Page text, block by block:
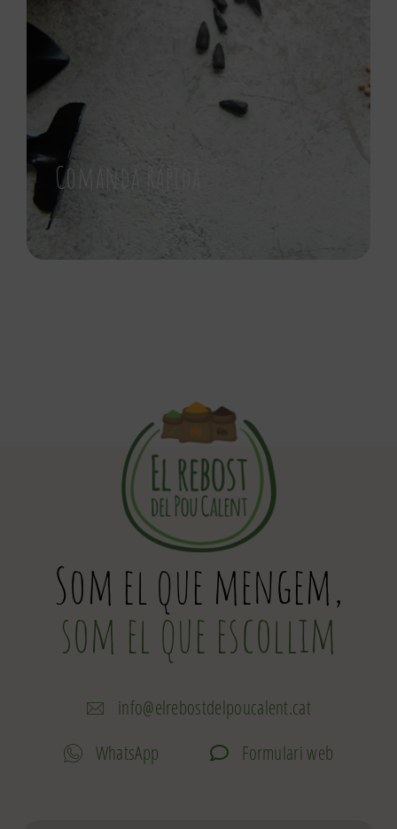
Comanda Rápida
Som el que mengem,
som el que escollim
info@elrebostdelpoucalent.cat
WhatsApp
Formulari web